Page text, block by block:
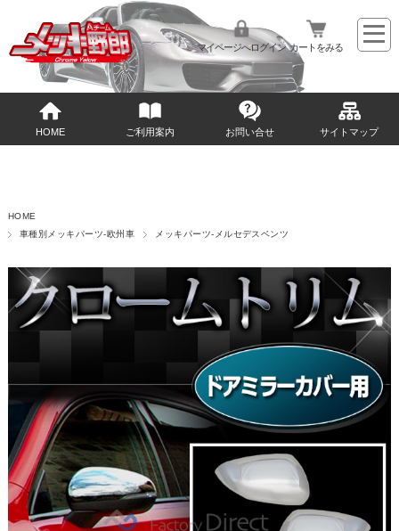
マイページへログイン カートをみる
HOME ご利用案内 お問い合せ サイトマップ
HOME
車種別メッキパーツ-欧州車
メッキパーツ-メルセデスベンツ